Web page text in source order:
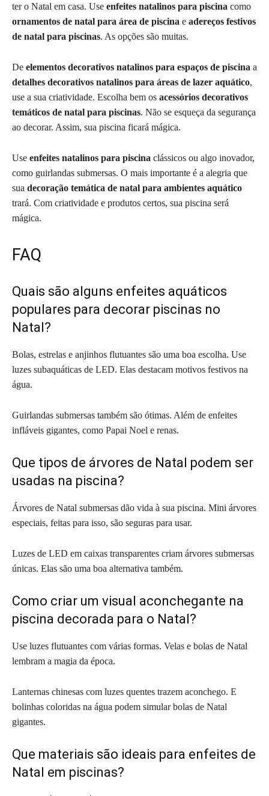
ter o Natal em casa. Use enfeites natalinos para piscina como
ornamentos de natal para área de piscina e adereços festivos
de natal para piscinas. As opções são muitas.
De elementos decorativos natalinos para espaços de piscina a
detalhes decorativos natalinos para áreas de lazer aquático,
use a sua criatividade. Escolha bem os acessórios decorativos
temáticos de natal para piscinas. Não se esqueça da segurança
ao decorar. Assim, sua piscina ficará mágica.
Use enfeites natalinos para piscina clássicos ou algo inovador,
como guirlandas submersas. O mais importante é a alegria que
sua decoração temática de natal para ambientes aquático
trará. Com criatividade e produtos certos, sua piscina será
mágica.
FAQ
Quais são alguns enfeites aquáticos
populares para decorar piscinas no
Natal?
Bolas, estrelas e anjinhos flutuantes são uma boa escolha. Use
luzes subaquáticas de LED. Elas destacam motivos festivos na
água.
Guirlandas submersas também são ótimas. Além de enfeites
infláveis gigantes, como Papai Noel e renas.
Que tipos de árvores de Natal podem ser
usadas na piscina?
Árvores de Natal submersas dão vida à sua piscina. Mini árvores
especiais, feitas para isso, são seguras para usar.
Luzes de LED em caixas transparentes criam árvores submersas
únicas. Elas são uma boa alternativa também.
Como criar um visual aconchegante na
piscina decorada para o Natal?
Use luzes flutuantes com várias formas. Velas e bolas de Natal
lembram a magia da época.
Lanternas chinesas com luzes quentes trazem aconchego. E
bolinhas coloridas na água podem simular bolas de Natal
gigantes.
Que materiais são ideais para enfeites de
Natal em piscinas?